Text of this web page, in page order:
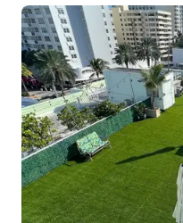
menant à la grande
et de Collins Avenue à
Dorchester à South Beach. Moreno’s Cuba mélange
harmonieusement des
utilisation intenti